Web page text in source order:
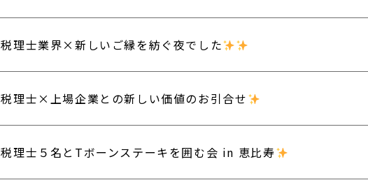
税理士業界×新しいご縁を紡ぐ夜でした
税理士×上場企業との新しい価値のお引合せ
税理士５名とTボーンステーキを囲む会 in 恵比寿